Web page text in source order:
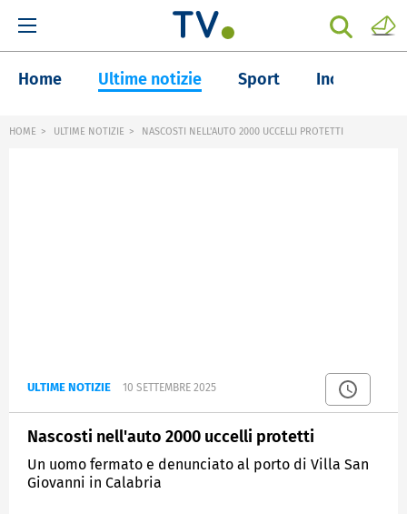
Home Ultime notizie Sport Inchieste
HOME ULTIME NOTIZIE NASCOSTI NELL'AUTO 2000 UCCELLI PROTETTI
ULTIME NOTIZIE 10 SETTEMBRE 2025
Nascosti nell'auto 2000 uccelli protetti
Un uomo fermato e denunciato al porto di Villa San
Giovanni in Calabria